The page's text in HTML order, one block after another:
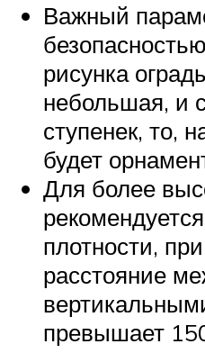
Важный
рисунка
небольшая, и
ступенек, то,
будет
Для более
плотности,
расстояние
превышает